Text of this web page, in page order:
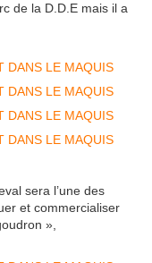
de la D.D.E mais il a
sera l’une des
et commercialiser
»,